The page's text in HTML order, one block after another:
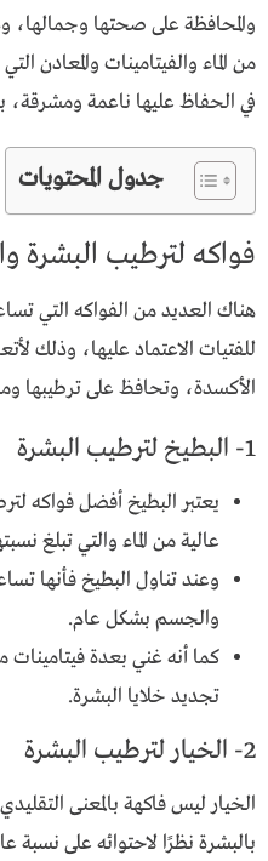
والمحافظة على صحتها وجمالها،
من الماء والفيتامينات والمعادن
في الحفاظ عليها ناعمة ومشرقة،
جدول المحتويات
فواكه لترطيب البشرة
هناك العديد من الفواكه التي
للفتيات الاعتماد عليها، وذلك
الأكسدة، وتحافظ على ترطيبها
1- البطيخ لترطيب البشرة
يعتبر البطيخ أفضل فواكه
عالية من الماء والتي تبلغ نسبتها إلى 92%
وعند تناول البطيخ فأنها
والجسم بشكل عام.
تجديد خلايا البشرة.
2- الخيار لترطيب البشرة
الخيار ليس فاكهة بالمعنى
بالبشرة نظرًا لاحتوائه على نسبة